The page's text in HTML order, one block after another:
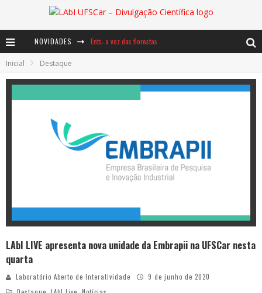
NOVIDADES Ents: a voz das florestas
Baú de Histórias - A jamais imaginada aventura com os moinhos de vento
Inicial Destaque
LAbI LIVE apresenta nova unidade da Embrapii na UFSCar nesta
quarta
Laboratório Aberto de Interatividade
9 de junho de 2020